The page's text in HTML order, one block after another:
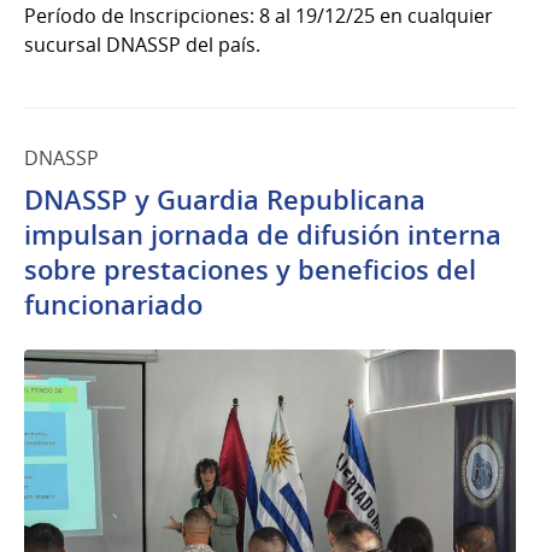
Período de Inscripciones: 8 al 19/12/25 en cualquier
sucursal DNASSP del país.
DNASSP
DNASSP y Guardia Republicana
impulsan jornada de difusión interna
sobre prestaciones y beneficios del
funcionariado